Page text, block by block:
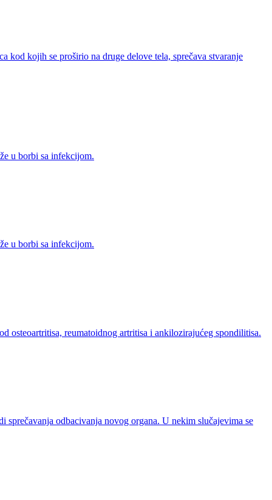
kod kojih se proširio na druge delove tela, sprečava stvaranje
u borbi sa infekcijom.
u borbi sa infekcijom.
osteoartritisa, reumatoidnog artritisa i ankilozirajućeg spondilitisa.
odbacivanja novog organa. U nekim slučajevima se